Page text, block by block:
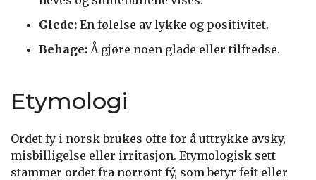
Glede: En følelse av lykke og positivitet.
Behage: Å gjøre noen glade eller tilfredse.
Etymologi
Ordet fy i norsk brukes ofte for å uttrykke avsky,
misbilligelse eller irritasjon. Etymologisk sett
stammer ordet fra norrønt fý, som betyr feit eller